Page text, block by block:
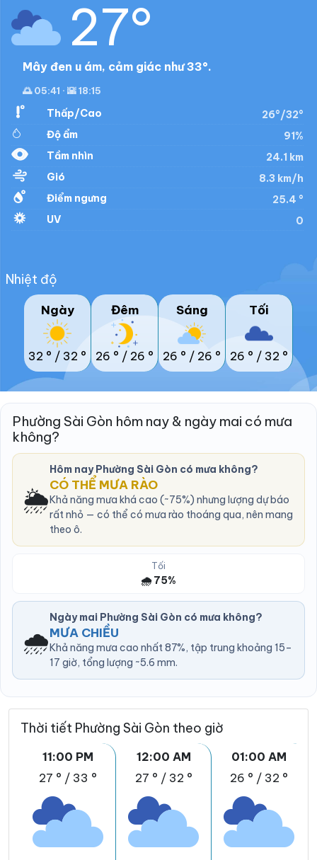
27°
Mây đen u ám, cảm giác như 33°.
🌅 05:41 · 🌇 18:15
Thấp/Cao
26°/32°
Độ ẩm
91%
Tầm nhìn
24.1 km
Gió
8.3 km/h
Điểm ngưng
25.4 °
UV
0
Nhiệt độ
Ngày
32 ° / 32 °
Đêm
26 ° / 26 °
Sáng
26 ° / 26 °
Tối
26 ° / 32 °
Phường Sài Gòn hôm nay & ngày mai có mưa
không?
🌦️
Hôm nay Phường Sài Gòn có mưa không?
CÓ THỂ MƯA RÀO
Khả năng mưa khá cao (~75%) nhưng lượng dự báo
rất nhỏ — có thể có mưa rào thoáng qua, nên mang
theo ô.
Tối
🌧️ 75%
🌧️
Ngày mai Phường Sài Gòn có mưa không?
MƯA CHIỀU
Khả năng mưa cao nhất 87%, tập trung khoảng 15–
17 giờ, tổng lượng ~5.6 mm.
Thời tiết Phường Sài Gòn theo giờ
11:00 PM
27 ° / 33 °
12:00 AM
27 ° / 32 °
01:00 AM
26 ° / 32 °